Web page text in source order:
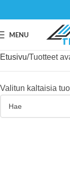
MENU
Etusivu Tuotteet
Valitun kaltaisia